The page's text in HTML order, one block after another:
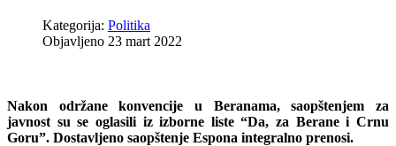
Kategorija: Politika
Objavljeno 23 mart 2022
Nakon održane konvencije u Beranama, saopštenjem za
javnost su se oglasili iz izborne liste “Da, za Berane i Crnu
Goru”. Dostavljeno saopštenje Espona integralno prenosi.